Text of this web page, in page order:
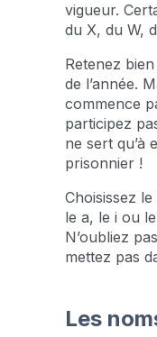
vigueur.
du X, du W,
Retenez bien
de l’année.
commence
participez
ne sert qu’à
prisonnier !
Choisissez le
le a, le i ou
N’oubliez
mettez pas
Les